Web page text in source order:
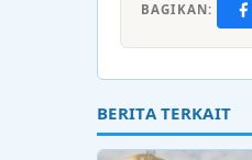
BAGIKAN:
BERITA TERKAIT